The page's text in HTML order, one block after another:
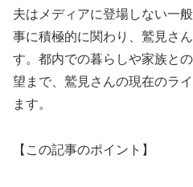
夫はメディアに登場しない一
事に積極的に関わり、鷲見さ
す。都内での暮らしや家族と
望まで、鷲見さんの現在のラ
ます。
【この記事のポイント】